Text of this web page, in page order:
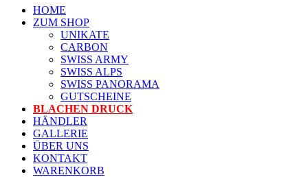
HOME
ZUM SHOP
UNIKATE
CARBON
SWISS ARMY
SWISS ALPS
SWISS PANORAMA
GUTSCHEINE
BLACHEN DRUCK
HÄNDLER
GALLERIE
ÜBER UNS
KONTAKT
WARENKORB